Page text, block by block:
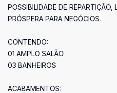
POSSIBILIDADE DE REPARTIÇÃO,
PRÓSPERA PARA NEGÓCIOS.
CONTENDO:
01 AMPLO SALÃO
03 BANHEIROS
ACABAMENTOS: